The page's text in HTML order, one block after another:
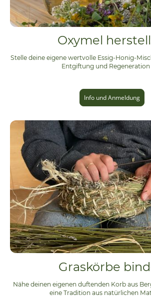
Oxymel
Stelle deine eigene wertvolle Essig-Honig-
Entgiftung und Regeneration
Info und Anmeldung
Graskörbe
Nähe deinen eigenen duftenden Korb aus
eine Tradition aus natürlichen